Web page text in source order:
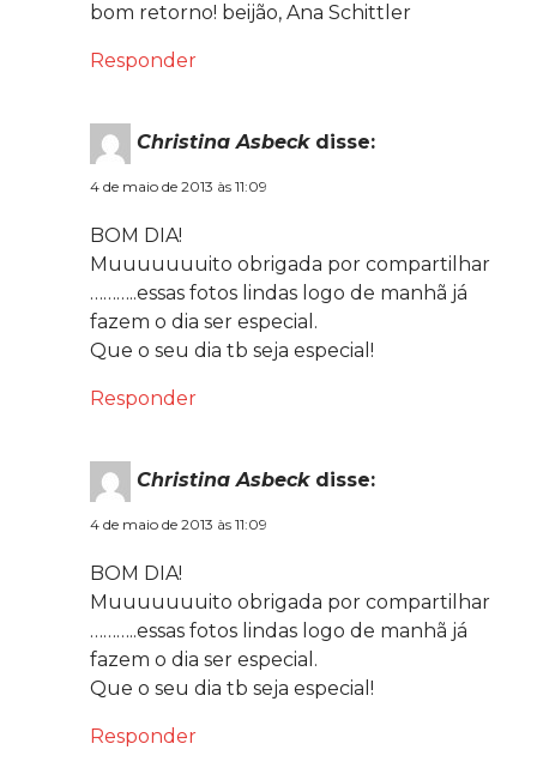
bom retorno! beijão, Ana Schittler
Responder
Christina Asbeck disse:
4 de maio de 2013 às 11:09
BOM DIA!
Muuuuuuuito obrigada por compartilhar
………..essas fotos lindas logo de manhã já
fazem o dia ser especial.
Que o seu dia tb seja especial!
Responder
Christina Asbeck disse:
4 de maio de 2013 às 11:09
BOM DIA!
Muuuuuuuito obrigada por compartilhar
………..essas fotos lindas logo de manhã já
fazem o dia ser especial.
Que o seu dia tb seja especial!
Responder